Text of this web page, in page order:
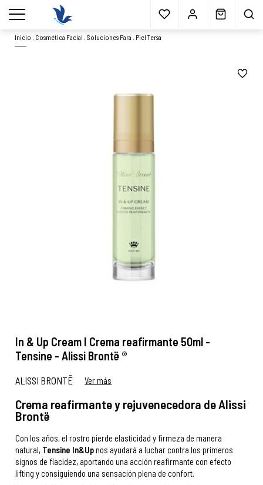
Envío gratisa partir 40€* Muestras gratis Blog
menu
Inicio Cosmética Facial .Soluciones Para Piel Tersa
In & Up Cream I Crema reafirmante 50ml -
Tensine - Alissi Brontë ®
ALISSI BRONTË Ver más
Crema reafirmante y rejuvenecedora de Alissi
Brontë
Con los años, el rostro pierde elasticidad y firmeza de manera
natural, Tensine In&Upnos ayudará a luchar contra los primeros
signos de flacidez, aportando una acción reafirmante con efecto
lifting y consiguiendo una sensación plena de confort.